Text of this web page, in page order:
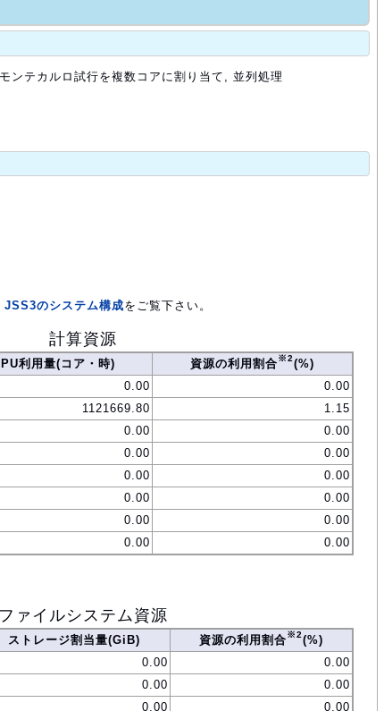
ンテカルロ試行を複数コアに割り当て, 並列処理
JSS3のシステム構成をご覧下さい。
計算資源
利用量(コア・時) 資源の利用割合※2(%)
0.00
0.00
1121669.80
1.15
0.00
0.00
0.00
0.00
0.00
0.00
0.00
0.00
0.00
0.00
0.00 0.00
ファイルシステム資源
ストレージ割当量(GiB) 資源の利用割合※2(%)
0.00
0.00
0.00
0.00
0.00 0.00